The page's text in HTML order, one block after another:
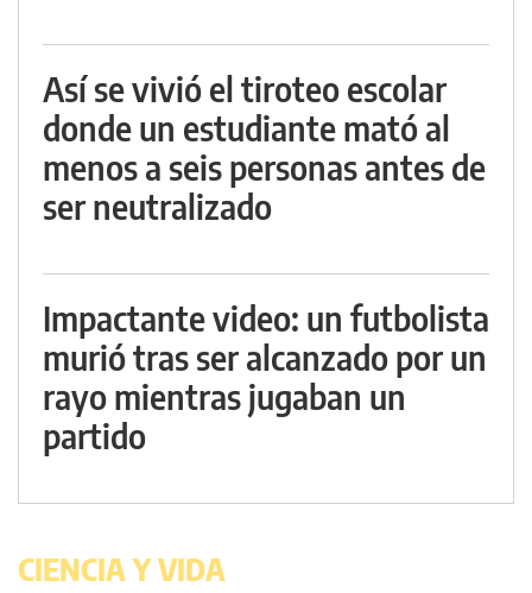
Así se vivió el tiroteo escolar
donde un estudiante mató al
menos a seis personas antes de
ser neutralizado
Impactante video: un futbolista
murió tras ser alcanzado por un
rayo mientras jugaban un
partido
CIENCIA Y VIDA